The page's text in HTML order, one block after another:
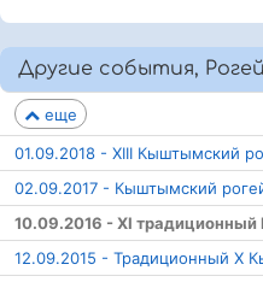
Другие события,
еще
01.09.2018 - XIII Кыштымский
02.09.2017 - Кыштымский
10.09.2016 - XI
12.09.2015 - Традиционный Х